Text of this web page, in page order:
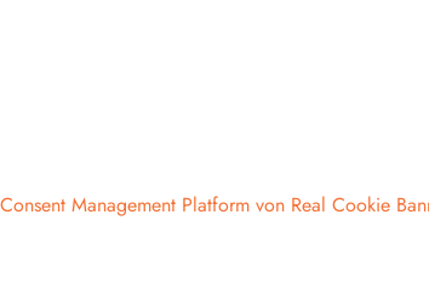
Consent Management Platform von Real Cookie